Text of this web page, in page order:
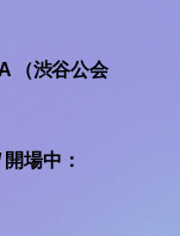
（渋谷公会
開場中：